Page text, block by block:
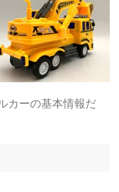
カーの基本情報だ